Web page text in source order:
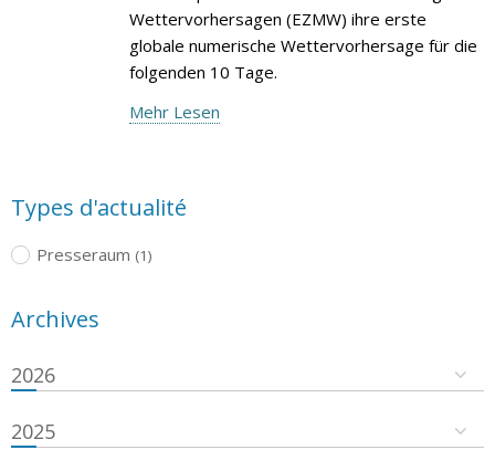
Wettervorhersagen (EZMW) ihre erste
globale numerische Wettervorhersage für die
folgenden 10 Tage.
Mehr Lesen
Types d'actualité
Presseraum (1)
Archives
2026
2025